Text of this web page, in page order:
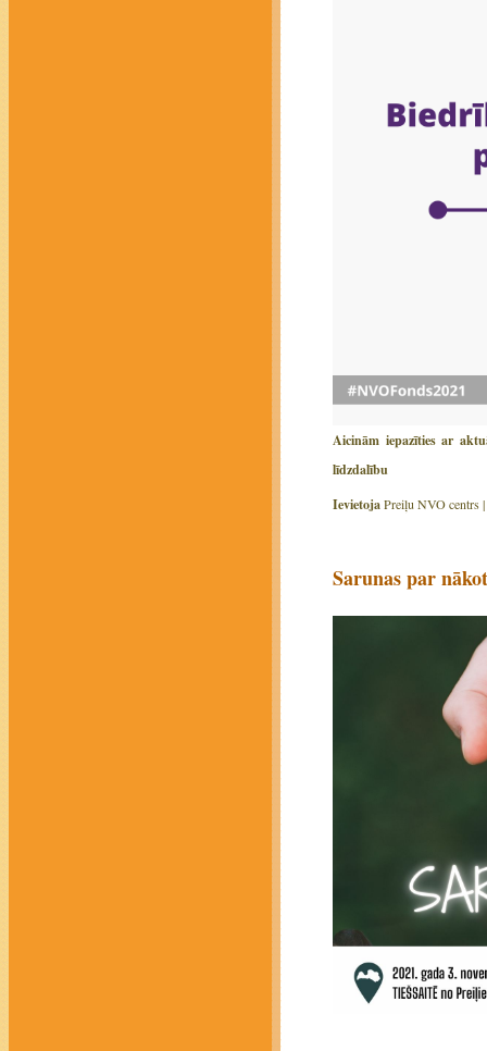
Aicinām iepazīties ar
līdzdalību
IevietojaPreiļu NVO centrs |
Sarunas par